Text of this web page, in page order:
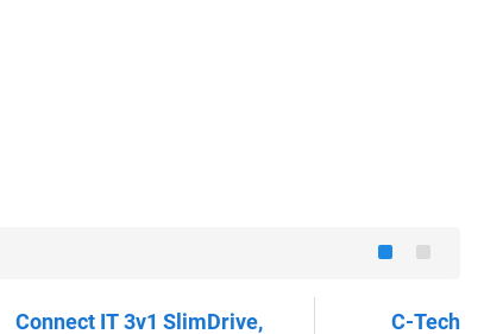
Connect IT 3v1 SlimDrive,
C-Tech